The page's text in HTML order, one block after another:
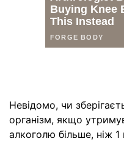
Невідомо, чи
організм, якщо
алкоголю більше, ніж 1